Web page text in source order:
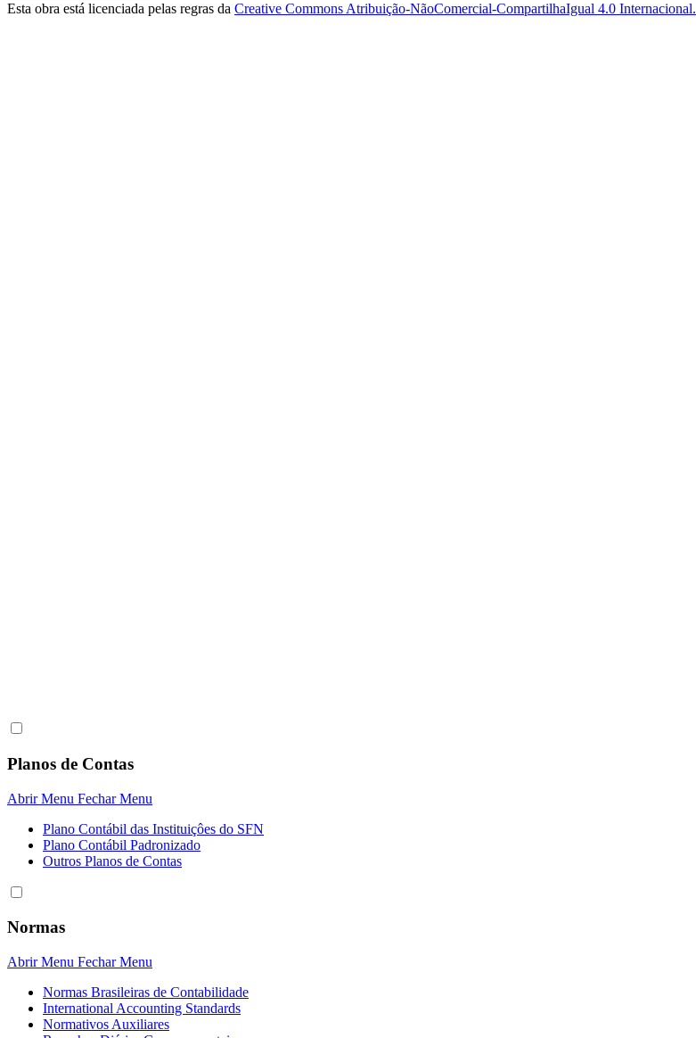
Esta obra está licenciada pelas regras da Creative Commons Atribuição-NãoComercial-CompartilhaIgual 4.0 Internacional.
Planos de Contas
Abrir Menu Fechar Menu
Plano Contábil das Instituiçôes do SFN
Plano Contábil Padronizado
Outros Planos de Contas
Normas
Abrir Menu Fechar Menu
Normas Brasileiras de Contabilidade
International Accounting Standards
Normativos Auxiliares